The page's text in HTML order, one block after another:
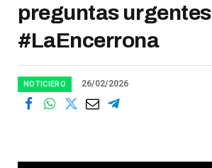
preguntas urgentes
#LaEncerrona
NOTICIERO 26/02/2026